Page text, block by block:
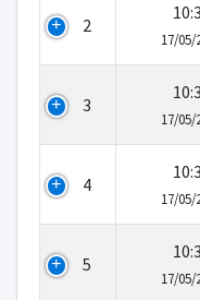
2
17/05/
3
17/05/
4
17/05/
5
17/05/